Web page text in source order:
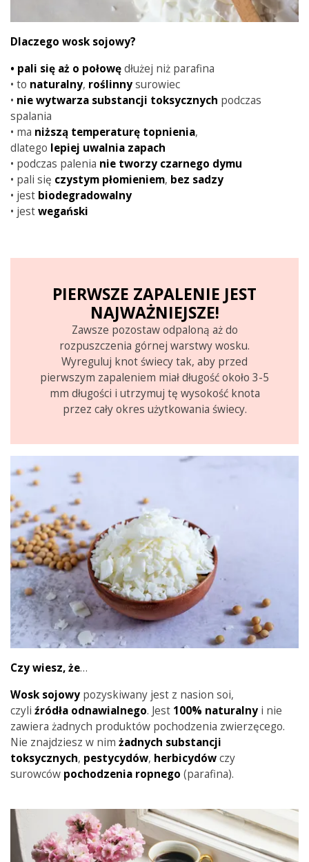
Dlaczego wosk sojowy?
• pali się aż o połowędłużej niż parafina
• to naturalny, roślinnysurowiec
• nie wytwarza substancji toksycznych podczas
spalania
• ma niższą temperaturę topnienia,
dlatego lepiej uwalnia zapach
• podczas palenia nie tworzy czarnego dymu
• pali się czystym płomieniem, bez sadzy
• jest biodegradowalny
• jestwegański
PIERWSZE ZAPALENIE JEST
NAJWAŻNIEJSZE!
Zawsze pozostaw odpaloną aż do
rozpuszczenia górnej warstwy wosku.
Wyreguluj knot świecy tak, aby przed
pierwszym zapaleniem miał długość około 3-5
mm długości i utrzymuj tę wysokość knota
przez cały okres użytkowania świecy.
Czy wiesz, że…
Wosk sojowy pozyskiwany jest z nasion soi,
czyli źródła odnawialnego. Jest 100% naturalny i nie
zawiera żadnych produktów pochodzenia zwierzęcego.
Nie znajdziesz w nim żadnych substancji
toksycznych, pestycydów, herbicydówczy
surowców pochodzenia ropnego (parafina).